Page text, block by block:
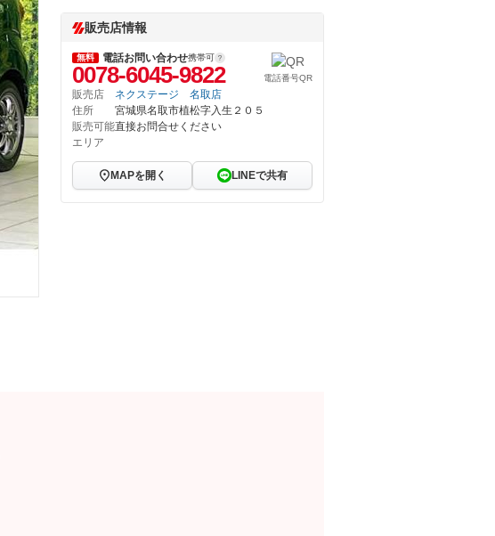
販売店情報
無料 電話お問い合わせ携帯可
0078-6045-9822 電話番号QR
販売店
ネクステージ 名取店
住所
宮城県名取市植松字入生２０５
販売可能
エリア
直接お問合せください
MAPを開く LINEで共有